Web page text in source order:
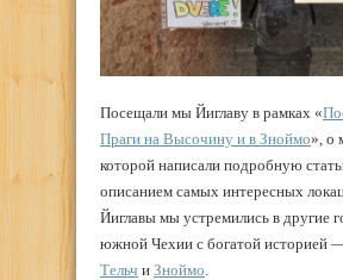
Посещали мы Йиглаву в рамках «
Праги на Высочину и в Зноймо», о
которой написали подробную
описанием самых интересных
Йиглавы мы устремились в другие
южной Чехии с богатой историей
Тельч и Зноймо